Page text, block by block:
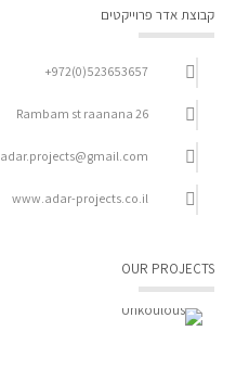
קבוצת אדר פרוייקטים
523653657(0)972+
26 Rambam st raanana
adar.projects@gmail.com
www.adar-projects.co.il
OUR PROJECTS